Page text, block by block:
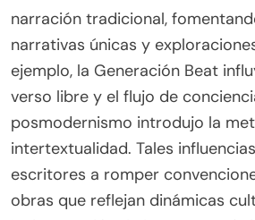
narración tradicional,
narrativas únicas y
ejemplo, la Generación Beat
verso libre y el flujo de
posmodernismo introdujo la
intertextualidad. Tales
escritores a romper
obras que reflejan dinámicas